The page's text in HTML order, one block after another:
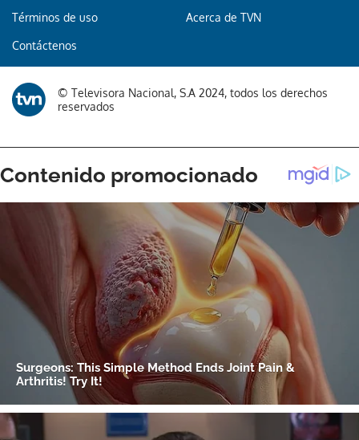
Términos de uso Acerca de TVN
Contáctenos
© Televisora Nacional, S.A 2024, todos los derechos
reservados